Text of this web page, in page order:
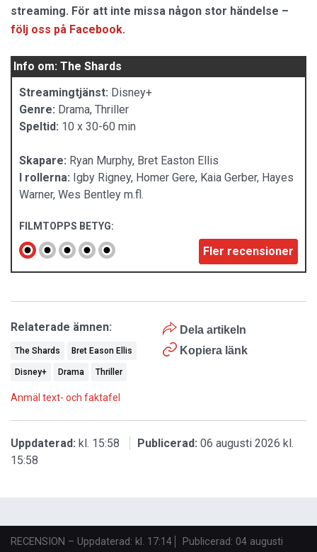
streaming. För att inte missa någon stor händelse –
följ oss på Facebook.
Info om: The Shards
Streamingtjänst: Disney+
Genre: Drama, Thriller
Speltid: 10 x 30-60 min
Skapare: Ryan Murphy, Bret Easton Ellis
I rollerna: Igby Rigney, Homer Gere, Kaia Gerber, Hayes
Warner, Wes Bentley m.fl.
FILMTOPPS BETYG:
Fler recensioner
Dela artikeln
Kopiera länk
Relaterade ämnen:
The Shards Bret Eason Ellis
Disney+ Drama Thriller
Anmäl text- och faktafel
Uppdaterad: kl. 15:58 Publicerad: 06 augusti 2026 kl.
15:58
RECENSION – Uppdaterad: kl. 17:14 Publicerad: 04 augusti